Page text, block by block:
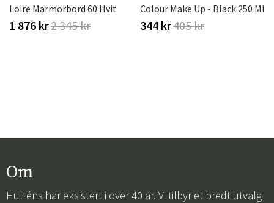
Loire Marmorbord 60 Hvit
1 876 kr2 345 kr
Colour Make Up - Black 250 Ml
344 kr405 kr
Om
Hulténs har eksistert i over 40 år. Vi tilbyr et bredt utvalg